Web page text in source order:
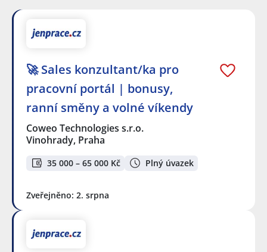
🚀 Sales konzultant/ka pro
pracovní portál | bonusy,
ranní směny a volné víkendy
Coweo Technologies s.r.o.
Vinohrady, Praha
35 000 – 65 000 Kč Plný úvazek
Zveřejněno: 2. srpna